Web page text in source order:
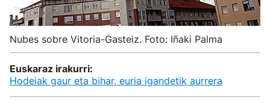
Nubes sobre Vitoria-Gasteiz. Foto: Iñaki Palma
Euskaraz irakurri:
Hodeiak gaur eta bihar, euria igandetik aurrera